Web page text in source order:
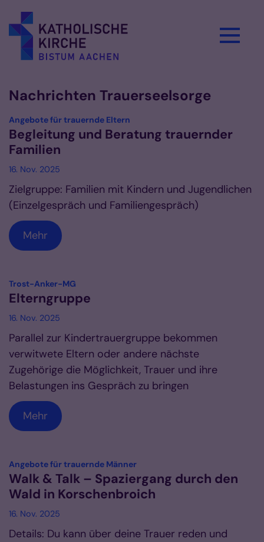
Nachrichten Trauerseelsorge
Angebote für trauernde Eltern
Begleitung und Beratung trauernder
Familien
16. Nov. 2025
Zielgruppe: Familien mit Kindern und Jugendlichen
(Einzelgespräch und Familiengespräch)
Mehr
Trost-Anker-MG
Elterngruppe
16. Nov. 2025
Parallel zur Kindertrauergruppe bekommen
verwitwete Eltern oder andere nächste
Zugehörige die Möglichkeit, Trauer und ihre
Belastungen ins Gespräch zu bringen
Mehr
Angebote für trauernde Männer:
Walk & Talk – Spaziergang durch den
Wald in Korschenbroich
16. Nov. 2025
Details: Du kann über deine Trauer reden und